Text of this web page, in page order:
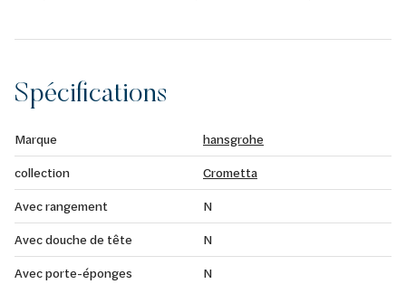
Changement de jet via le disque rotatif. Réglable en
maximal à 3 bars: 9 l/min. Profile du tube vertical: rond.
Distance de forage 915 mm. Supports muraux en
Spécifications
Marque
hansgrohe
collection
Crometta
Avec rangement
N
Avec douche de tête
N
Avec porte-éponges
N